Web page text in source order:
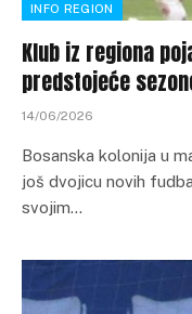
INFO REGION
Klub iz regiona
predstojeće
14/06/2026
Bosanska kolonija u
još dvojicu novih
svojim…